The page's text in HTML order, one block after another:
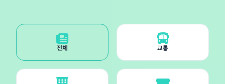
전체 교통